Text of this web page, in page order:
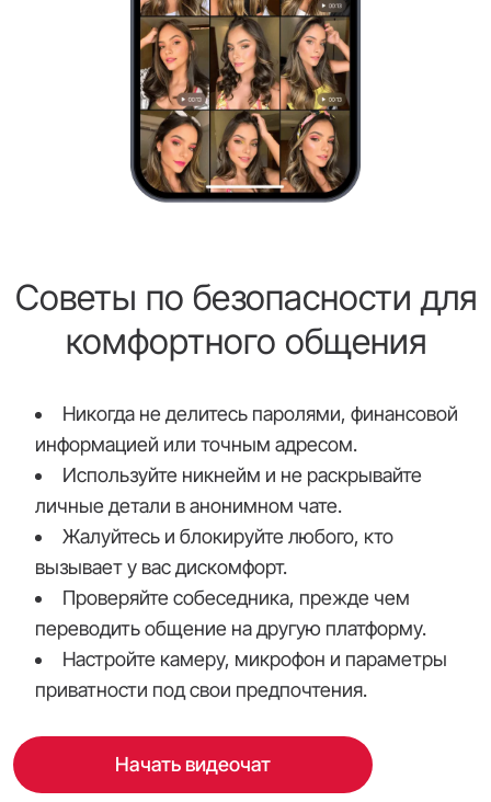
Советы по безопасности для
комфортного общения
Никогда не делитесь паролями, финансовой
информацией или точным адресом.
Используйте никнейм и не раскрывайте
личные детали в анонимном чате.
Жалуйтесь и блокируйте любого, кто
вызывает у вас дискомфорт.
Проверяйте собеседника, прежде чем
переводить общение на другую платформу.
Настройте камеру, микрофон и параметры
приватности под свои предпочтения.
Начать видеочат